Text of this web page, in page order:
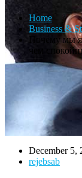
Home
Business &
Почему мы
чем
December 5,
rejebsab